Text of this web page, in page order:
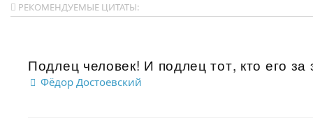
РЕКОМЕНДУЕМЫЕ ЦИТАТЫ:
Подлец человек! И подлец тот, кто его
Фёдор Достоевский